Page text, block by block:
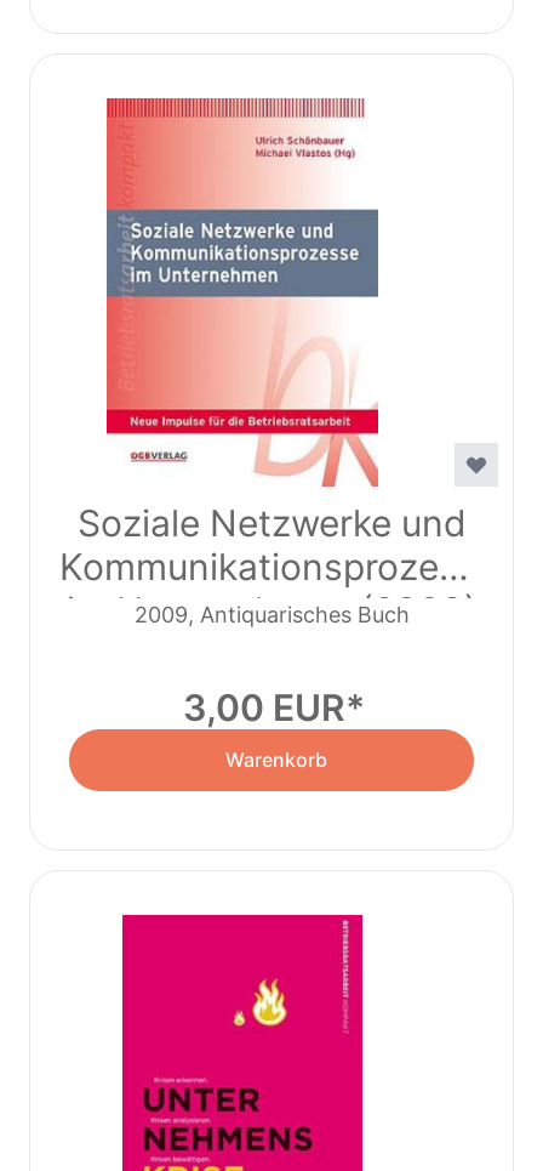
Soziale Netzwerke und
Kommunikationsprozesse
im Unternehmen (2009)
2009, Antiquarisches Buch
3,00 EUR
Warenkorb